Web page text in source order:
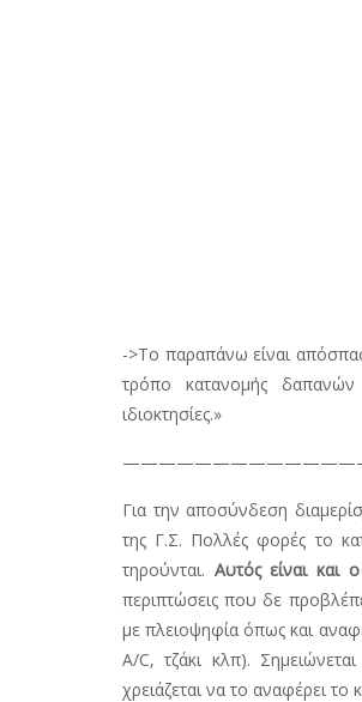
->Το παραπάνω είναι
τρόπο κατανομής δαπανών
ιδιοκτησίες.»
Για την αποσύνδεση
της Γ.Σ. Πολλές φορές το
τηρούνται. Αυτός είναι και
περιπτώσεις που δε
με πλειοψηφία όπως και
A/C, τζάκι κλπ).
χρειάζεται να το αναφέρει το